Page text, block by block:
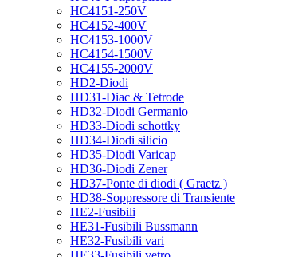
HC4151-250V
HC4152-400V
HC4153-1000V
HC4154-1500V
HC4155-2000V
HD2-Diodi
HD31-Diac & Tetrode
HD32-Diodi Germanio
HD33-Diodi schottky
HD34-Diodi silicio
HD35-Diodi Varicap
HD36-Diodi Zener
HD37-Ponte di diodi ( Graetz )
HD38-Soppressore di Transiente
HE2-Fusibili
HE31-Fusibili Bussmann
HE32-Fusibili vari